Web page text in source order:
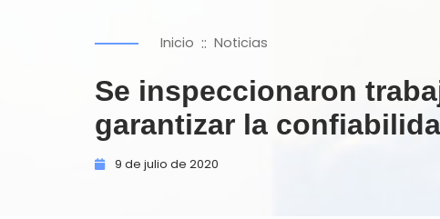
Inicio :: Noticias
Se inspeccionaron
garantizar la
9 de julio de 2020